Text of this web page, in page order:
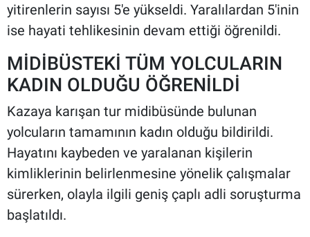
yitirenlerin sayısı 5'e yükseldi. Yaralılardan 5'inin
ise hayati tehlikesinin devam ettiği öğrenildi.
MİDİBÜSTEKİ TÜM YOLCULARIN
KADIN OLDUĞU ÖĞRENİLDİ
Kazaya karışan tur midibüsünde bulunan
yolcuların tamamının kadın olduğu bildirildi.
Hayatını kaybeden ve yaralanan kişilerin
kimliklerinin belirlenmesine yönelik çalışmalar
sürerken, olayla ilgili geniş çaplı adli soruşturma
başlatıldı.